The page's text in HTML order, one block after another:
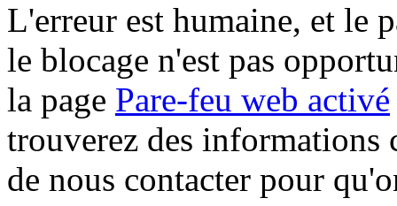
L'erreur est humaine, et le
le blocage n'est pas
la page Pare-feu web activé
trouverez des informations
de nous contacter pour